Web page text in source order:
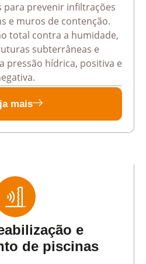
para prevenir infiltrações
e muros de contenção.
total contra a humidade,
subterrâneas e
pressão hídrica, positiva e
mais
e
de piscinas